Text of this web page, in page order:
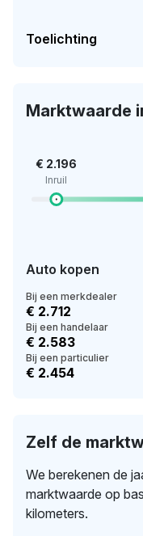
Toelichting
Marktwaarde
€ 2.196
Inruil
Auto kopen
Bij een merkdealer
€ 2.712
Bij een handelaar
€ 2.583
Bij een particulier
€ 2.454
Zelf de
We berekenen de
marktwaarde op
kilometers.